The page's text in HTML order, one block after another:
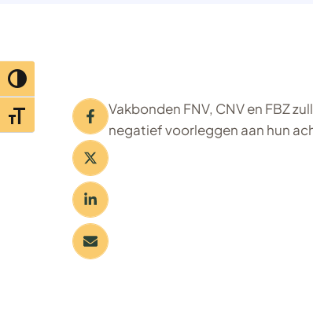
Toggle hoog contrast
Toggle lettertypegrootte
Vakbonden FNV, CNV en FBZ
negatief voorleggen aan hun